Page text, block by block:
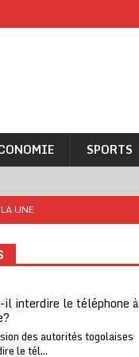
SPORTS
UNE
la-
il interdire le téléphone à
des autorités togolaises
le tél...